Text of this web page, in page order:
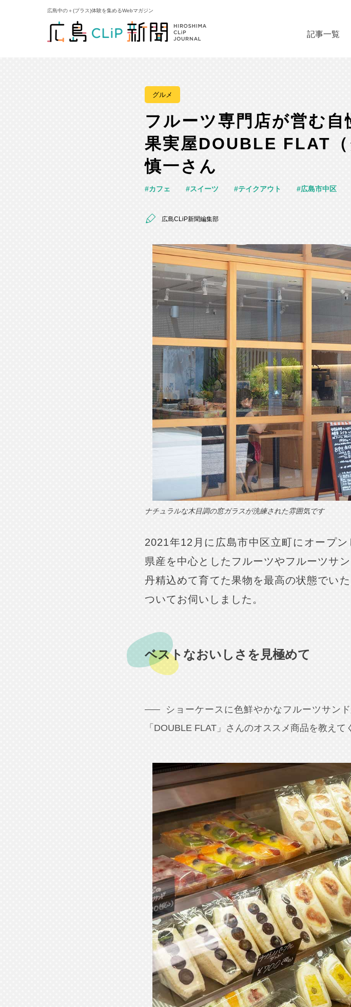
広島中の＋(プラス)体験を集めるWebマガジン
記事一覧
グルメ
フルーツ専門店が営む自
果実屋DOUBLE FLAT（
慎一さん
カフェ スイーツ テイクアウト 広島市中区
広島CLiP新聞編集部
ナチュラルな木目調の窓ガラスが洗練された雰囲気です
2021年12月に広島市中区立町にオープ
県産を中心としたフルーツやフルーツサ
丹精込めて育てた果物を最高の状態でい
ついてお伺いしました。
ベストなおいしさを見極めて
ショーケースに色鮮やかなフルーツサン
「DOUBLE FLAT」さんのオススメ商品を教えて